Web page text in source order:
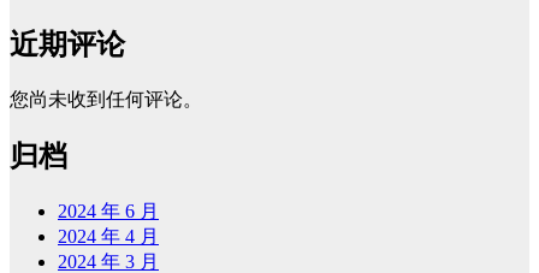
近期评论
您尚未收到任何评论。
归档
2024 年 6 月
2024 年 4 月
2024 年 3 月